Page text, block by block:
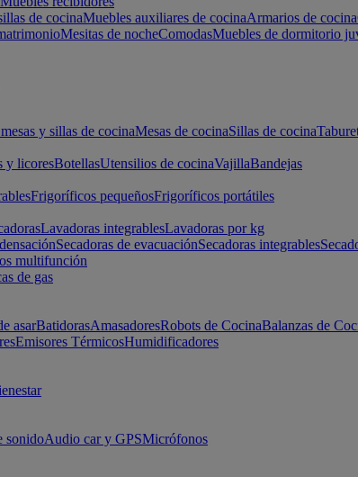
de cocinaMuebles auxiliares de cocinaArmarios de cocina
Mesitas de nocheComodasMuebles de dormitorio
y sillas de cocinaMesas de cocinaSillas de cocina
y licoresBotellasUtensilios de cocinaVajillaBandejas
Frigoríficos pequeñosFrigoríficos portátiles
Lavadoras integrablesLavadoras por kg
Secadoras de evacuaciónSecadoras integrables
multifunción
de gas
asarBatidorasAmasadoresRobots de CocinaBalanzas de
Emisores TérmicosHumidificadores
sonidoAudio car y GPSMicrófonos